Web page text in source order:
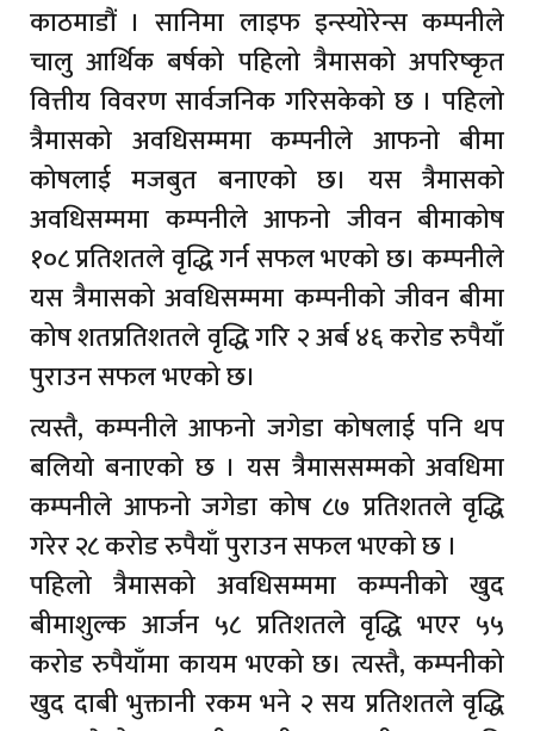
काठमाडौं । सानिमा लाइफ इन्स्योरेन्स कम्पनीले
चालु आर्थिक बर्षको पहिलो त्रैमासको अपरिष्कृत
वित्तीय विवरण सार्वजनिक गरिसकेको छ । पहिलो
त्रैमासको अवधिसम्ममा कम्पनीले आफनो बीमा
कोषलाई मजबुत बनाएको छ। यस त्रैमासको
अवधिसम्ममा कम्पनीले आफनो जीवन बीमाकोष
१०८ प्रतिशतले वृद्धि गर्न सफल भएको छ। कम्पनीले
यस त्रैमासको अवधिसम्ममा कम्पनीको जीवन बीमा
कोष शतप्रतिशतले वृद्धि गरि २ अर्ब ४६ करोड रुपैयाँ
पुराउन सफल भएको छ।
त्यस्तै, कम्पनीले आफनो जगेडा कोषलाई पनि थप
बलियो बनाएको छ । यस त्रैमाससम्मको अवधिमा
कम्पनीले आफनो जगेडा कोष ८७ प्रतिशतले वृद्धि
गरेर २८ करोड रुपैयाँ पुराउन सफल भएको छ ।
पहिलो त्रैमासको अवधिसम्ममा कम्पनीको खुद
बीमाशुल्क आर्जन ५८ प्रतिशतले वृद्धि भएर ५५
करोड रुपैयाँमा कायम भएको छ। त्यस्तै, कम्पनीको
खुद दाबी भुक्तानी रकम भने २ सय प्रतिशतले वृद्धि